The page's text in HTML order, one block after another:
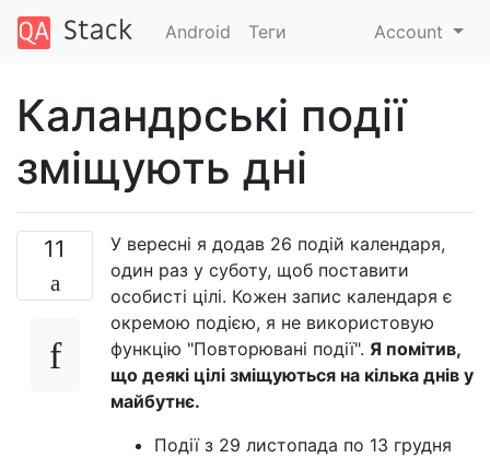
Android Теги Account
Каландрські події
зміщують дні
11
У вересні я додав 26 подій календаря,
один раз у суботу, щоб поставити
особисті цілі. Кожен запис календаря є
окремою подією, я не використовую
функцію "Повторювані події". Я помітив,
що деякі цілі зміщуються на кілька днів у
майбутнє.
Події з 29 листопада по 13 грудня